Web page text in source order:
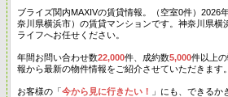
ブライズ関内MAXIVの賃貸情報。（空室0件）2026
奈川県横浜市）の賃貸マンションです。神奈川県横
ライフへお任せください。
年間お問い合わせ数22,000件、成約数5,000件以上
報から最新の物件情報をご紹介させていただきます。
お客様の「今から見に行きたい！
」にも、できる